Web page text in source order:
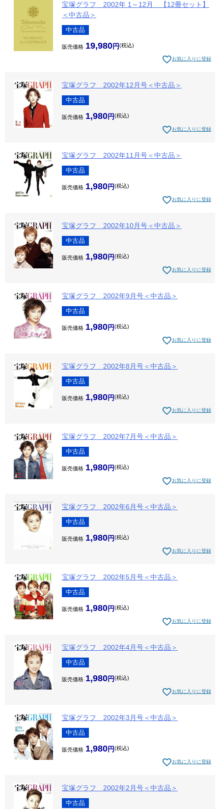
宝塚グラフ 2002年 1～12月 【12冊セット】
＜中古品＞
中古品
販売価格 19,980 税込
お気に入りに登録
宝塚グラフ 2002年12月号＜中古品＞
中古品
販売価格 1,980 税込
お気に入りに登録
宝塚グラフ 2002年11月号＜中古品＞
中古品
販売価格 1,980 税込
お気に入りに登録
宝塚グラフ 2002年10月号＜中古品＞
中古品
販売価格 1,980 税込
お気に入りに登録
宝塚グラフ 2002年9月号＜中古品＞
中古品
販売価格 1,980 税込
お気に入りに登録
宝塚グラフ 2002年8月号＜中古品＞
中古品
販売価格 1,980 税込
お気に入りに登録
宝塚グラフ 2002年7月号＜中古品＞
中古品
販売価格 1,980 税込
お気に入りに登録
宝塚グラフ 2002年6月号＜中古品＞
中古品
販売価格 1,980 税込
お気に入りに登録
宝塚グラフ 2002年5月号＜中古品＞
中古品
販売価格 1,980 税込
お気に入りに登録
宝塚グラフ 2002年4月号＜中古品＞
中古品
販売価格 1,980 税込
お気に入りに登録
宝塚グラフ 2002年3月号＜中古品＞
中古品
販売価格 1,980 税込
お気に入りに登録
宝塚グラフ 2002年2月号＜中古品＞
中古品